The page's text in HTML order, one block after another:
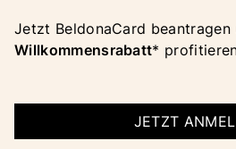
AGB|
Jetzt BeldonaCard beantragen
Willkommensrabatt*
JETZT